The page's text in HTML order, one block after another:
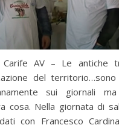
AV – Le antiche
del
sui giornali
cosa. Nella giornata di
con Francesco